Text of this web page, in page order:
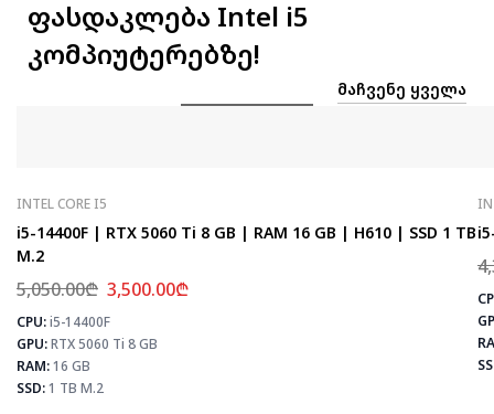
ფასდაკლება Intel i5
კომპიუტერებზე!
ᲛᲐᲩᲕᲔᲜᲔ ᲧᲕᲔᲚᲐ
INTEL CORE I5
i5-14400F | RTX 5060 Ti 8 GB | RAM 16 GB | H610 | SSD 1 TB
M.2
5,050.00₾ 3,500.00₾
CPU:i5-14400F
GPU:RTX 5060 Ti 8 GB
RAM:16 GB
SSD:1 TB M.2